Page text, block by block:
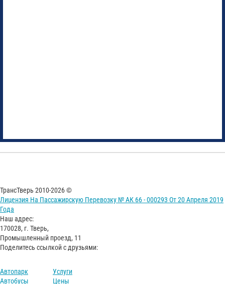
ТрансТверь 2010-2026 ©
Лицензия На Пассажирскую Перевозку № АК 66 - 000293 От 20 Апреля 2019
Года
Наш адрес:
170028, г. Тверь,
Промышленный проезд, 11
Поделитесь ссылкой с друзьями:
Автопарк
Автобусы
Услуги
Цены